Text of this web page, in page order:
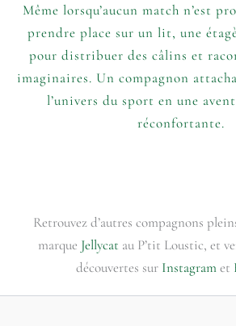
Même lorsqu’aucun match n’est
prendre place sur un lit, une
pour distribuer des câlins et
imaginaires. Un compagnon
l’univers du sport en une
réconfortante.
Retrouvez d’autres compagnons
marque Jellycat au P’tit Loustic, et
découvertes sur Instagramet